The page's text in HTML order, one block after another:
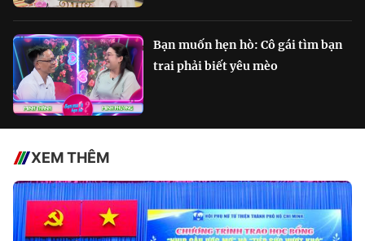
Bạn muốn hẹn hò: Cô gái tìm bạn
trai phải biết yêu mèo
XEM THÊM